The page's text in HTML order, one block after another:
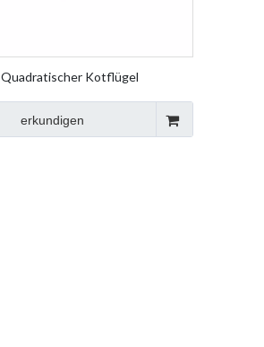
Quadratischer Kotflügel
erkundigen